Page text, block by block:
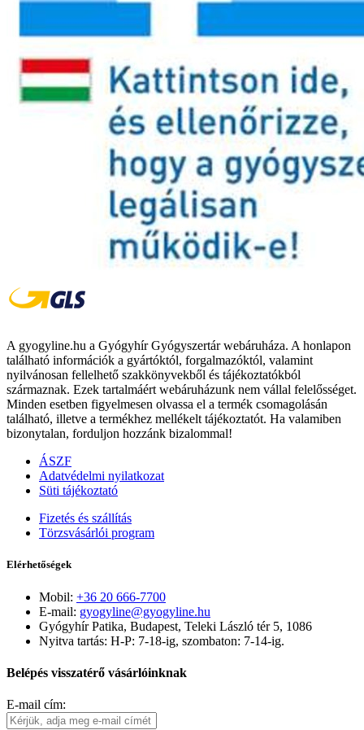
A gyogyline.hu a Gyógyhír Gyógyszertár webáruháza. A honlapon
található információk a gyártóktól, forgalmazóktól, valamint
nyilvánosan fellelhető szakkönyvekből és tájékoztatókból
származnak. Ezek tartalmáért webáruházunk nem vállal felelősséget.
Minden esetben figyelmesen olvassa el a termék csomagolásán
található, illetve a termékhez mellékelt tájékoztatót. Ha valamiben
bizonytalan, forduljon hozzánk bizalommal!
ÁSZF
Adatvédelmi nyilatkozat
Süti tájékoztató
Fizetés és szállítás
Törzsvásárlói program
Elérhetőségek
Mobil: +36 20 666-7700
E-mail: gyogyline@gyogyline.hu
Gyógyhír Patika, Budapest, Teleki László tér 5, 1086
Nyitva tartás: H-P: 7-18-ig, szombaton: 7-14-ig.
Belépés visszatérő vásárlóinknak
E-mail cím: